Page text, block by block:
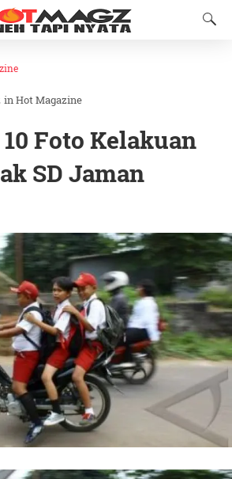
inHot Magazine
Foto Kelakuan
SD Jaman